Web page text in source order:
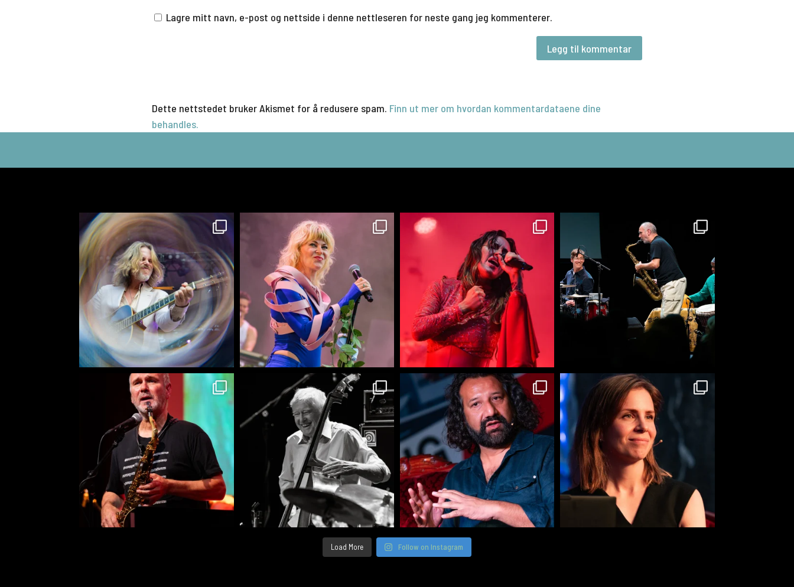
Lagre mitt navn, e-post og nettside i denne nettleseren for neste gang jeg kommenterer.
Dette nettstedet bruker Akismet for å redusere spam. Finn ut mer om hvordan kommentardataene dine
behandles.
Load More Follow on Instagram